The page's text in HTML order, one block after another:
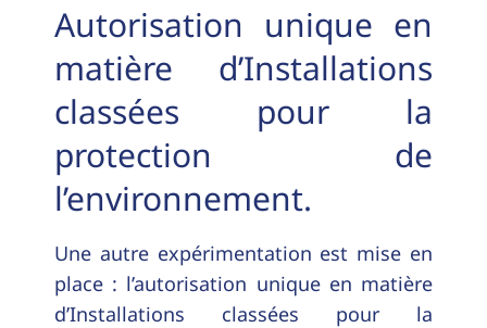
Autorisation unique en
matière d’Installations
classées pour la
protection de
l’environnement.
Une autre expérimentation est mise en
place : l’autorisation unique en matière
d’Installations classées pour la